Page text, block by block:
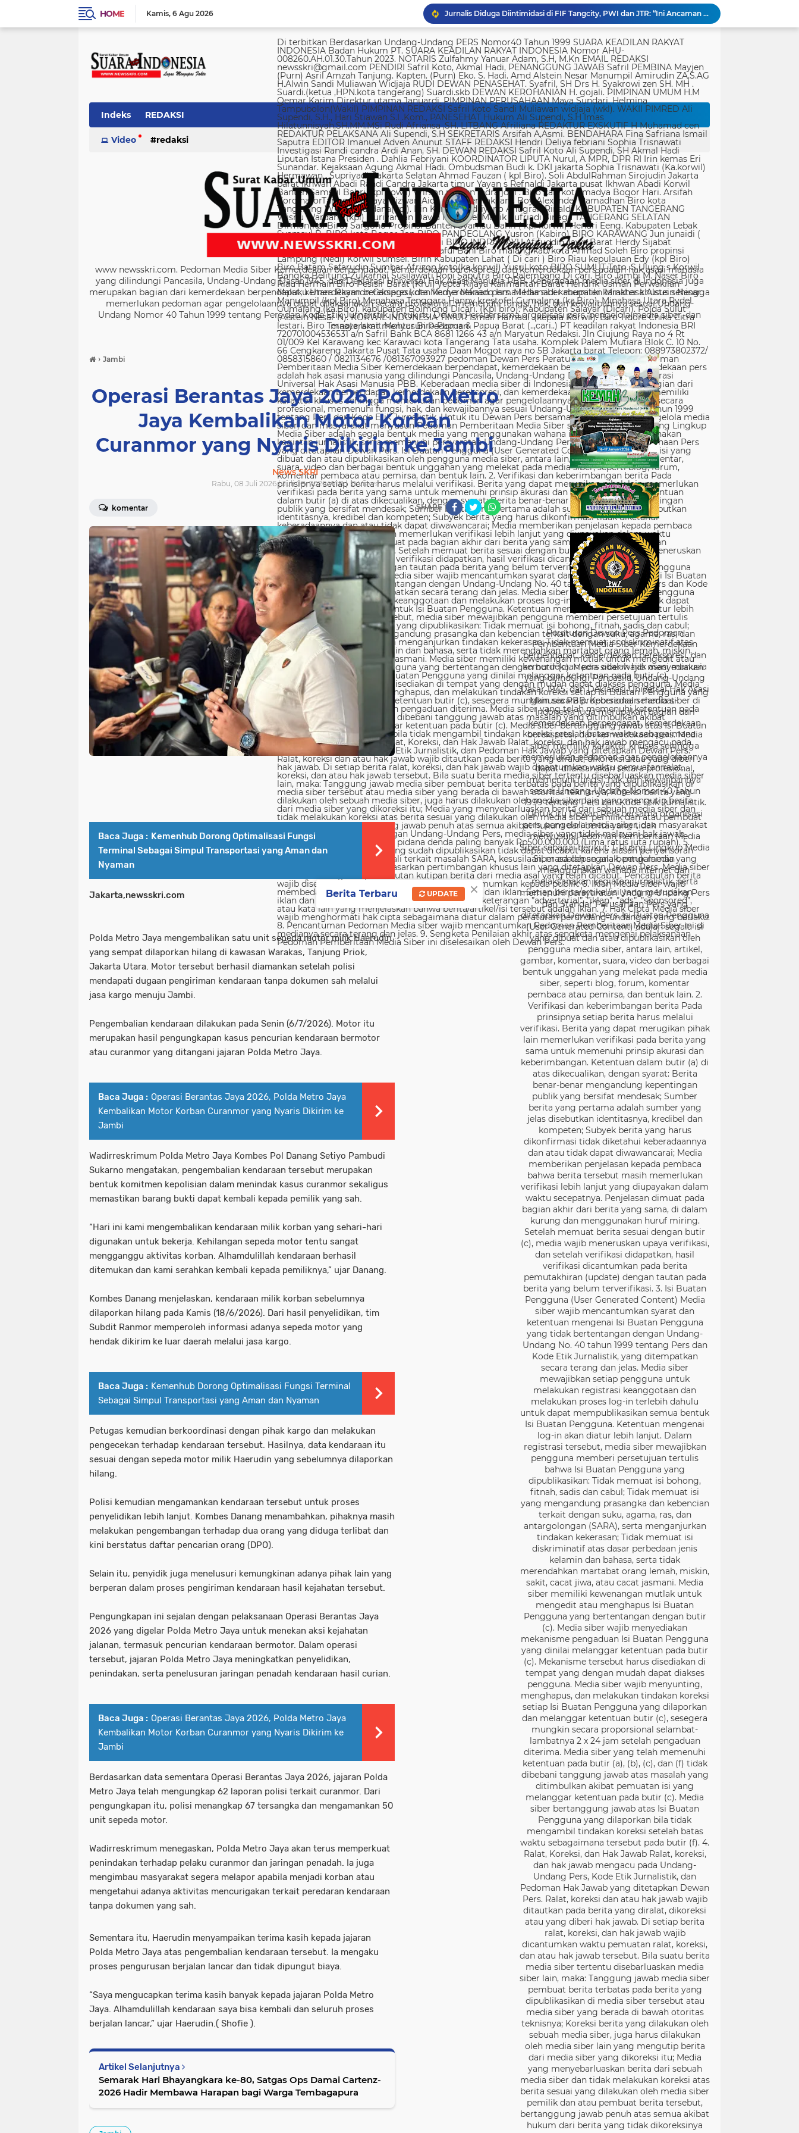
HOME Kamis 6 Agu 2026
Panglima TNI Tinjau Latihan KDOL, Uji Kesiapan Operasi Lintas Udara dalam Latihan Terintegrasi TNI 2026
Dari Terbengkalai Jadi Kebanggaan, Satgas TMMD Rehab Lapangan Bola Voli
Imigrasi Semarang deportasi empat warga China buronan pemerintah
KPK temukan 8.500 dolar Singapura di ruangan Kepala Kanim Jaksel
KPSM Resmi Tutup Penggalangan Dana Banjir Sangihe-Tamako: Semangat Kebersamaan & Solidaritas Tetap Terjaga
Di terbitkan Berdasarkan Undang-Undang PERS Nomor40 Tahun 1999 SUARA KEADILAN RAKYAT INDONESIA Badan Hukum PT. SUARA KEADILAN RAKYAT INDONESIA Nomor AHU-008260.AH.01.30.Tahun 2023. NOTARIS Zulfahmy Yanuar Adam, S.H, M.Kn EMAIL REDAKSI newsskri@gmail.com PENDIRI Safril Koto, Akmal Hadi, PENANGGUNG JAWAB Safril PEMBINA Mayjen (Purn) Asril Amzah Tanjung. Kapten. (Purn) Eko. S. Hadi. Amd Alstein Nesar Manumpil Amirudin ZA,S.AG H.Alwin Sandi Muliawan Widjaja RUDI DEWAN PENASEHAT. Syafril, SH Drs H. Syakrowi zen SH. MH . Suardi.(ketua ,HPN.kota tangerang) Suardi.skb DEWAN KEROHANIAN H. gojali. PIMPINAN UMUM H.M Qemar Karim Direktur utama Januardi. PIMPINAN PERUSAHAAN Maya Sundari. Helmina Tampubolon(Wakil) PIMPINAN REDAKSI Safril koto Sandi Muliawan widjaja (wkl). WAKIl PIMRED Ali Supendi, S.H., Hari Stiawan S.I .Kom., PANESEHAT Hukum Ali Supendi, S.H Imas Hilatunnisyah,SH.MM.MSi Rudi Afriansa ,SH. LITBANG Afriliana REDAKTUR EXSKUTIF H Muhamad cen REDAKTUR PELAKSANA Ali Supendi, S.H SEKRETARIS Arsifah A,Asmi. BENDAHARA Fina Safriana Ismail Saputra EDITOR Imanuel Adven Anunut STAFF REDAKSI Hendri Deliya febriani Sophia Trisnawati Investigasi Randi candra Ardi Anan, SH. DEWAN REDAKSI Safril Koto Ali Supendi, SH Akmal Hadi Liputan Istana Presiden . Dahlia Febriyani KOORDINATOR LIPUTA Nurul, A MPR, DPR RI Irin kemas Eri Sunandar. Kejaksaan Agung Akmal Hadi. Ombudsman Budi k. DKI jakarta Sophia Trisnawati (Ka.korwil) Hermawan . Supriyadi. Jakarta Selatan Ahmad Fauzan ( kpl Biro). Soli AbdulRahman Sirojudin Jakarta barat Ikhwan Abadi Randi Candra Jakarta timur Yayan s Refnaldi Jakarta pusat Ikhwan Abadi Korwil Banten Samsul Bahri (kpl kowil) Wirson risman Indra joni . Biro kab/kota madya Bogor Hari. Arsifah KordinatorTangerang raya Rizwan Aidil ( kpl. Perwakilan). Boy Alexander Ramadhan Biro kota Tangerang Wisnu Wardana(kpl). Irin Kamas Andriyano Anugrah Rinaldi KABUPATEN TANGERANG Wisnu Wardana (kpl) Nuriyaman David Natanael Manik Sufriadi Sinaga TANGERANG SELATAN Dirman(kpl Biro) Sargono Propinsi Banten Syamsu Bahri ( kpl korwil) Hendri Eeng. Kabupaten Lebak Syamsul B. BIRO kota Bogor Jon BIRO PANDEGLANG Yusron (Kabiro) BIRO KARAWANG Jun junaidi ( kpl Biro) Ugi . BIRO KUNINGAN Nurhadi BIRO INDRAMAYU Afifuddin Jawa Barat Herdy Sijabat (kapowil). BIRO JAWA TIMUR Sofiyan Saful Bahi Biro malang kab/kota Ahmad Soleh Biro propinsi Lampung (Nedi) Korwil Sumsel. Birin Kabupaten Lahat ( Di cari ) Biro Riau kepulauan Edy (kpl Biro) Biro Batam Safarudin Sumbar Afrizon koto(ka korwil) Yusril koto BIRO SUMUT Toto. S Ulung s Korwil Bangka Belitung Zulkarnai Susilawati Roni Saputra Biro Palembang Di cari. Biro Jambi M. Naser Biro Riau Hermain Biro Pesisir Barat (Krui) yepta Rijaya Kalimantan Barat Hendrik Usman Perwakilan Maluku Utara Raymon Caniago kota Madya Manado Ismail Hamadi kabupaten Minahasa Alstein Nesar Manumpil (kpl Biro) Menahasa Tenggara Hanny krestofel Gumalang (ka.Biro). Minahasa Utara Rydel Gumalang.(ka.Biro). kabupaten Bolmong Dicari. (Kpl biro). Kabupaten Salayar (Dicari). Polda Sulut (Alstein Nesar N). KORWIL INDONESIA TIMUR Ismail Hamadi .(kepala Korwil). Biro Tidore Chika Citra lestari. Biro Ternate Ismit Mohtar Biro Papua & Papua Barat (..,cari..) PT keadilan rakyat Indonesia BRI 720701004536531 a/n Safril Bank BCA 8681 1266 43 a/n Maryatun Redaksi. Jln Ciujung Raya no 4 Rt 01/009 Kel Karawang kec Karawaci kota Tangerang Tata usaha. Komplek Palem Mutiara Blok C. 10 No. 66 Cengkareng Jakarta Pusat Tata usaha Daan Mogot raya no 5B Jakarta barat Telepon: 088973802372/ 0858315860 / 0821134676 /081367093927 pedoman Dewan Pers Peraturan Dewan Pers Pedoman Pemberitaan Media Siber Kemerdekaan berpendapat, kemerdekaan berekspresi, dan kemerdekaan pers adalah hak asasi manusia yang dilindungi Pancasila, Undang-Undang Dasar 1945, dan Deklarasi Universal Hak Asasi Manusia PBB. Keberadaan media siber di Indonesia juga merupakan bagian dari kemerdekaan berpendapat, kemerdekaan berekspresi, dan kemerdekaan pers. Media siber memiliki karakter khusus sehingga memerlukan pedoman agar pengelolaannya dapat dilaksanakan secara profesional, memenuhi fungsi, hak, dan kewajibannya sesuai Undang-Undang Nomor 40 Tahun 1999 tentang Pers dan Kode Etik Jurnalistik. Untuk itu Dewan Pers bersama organisasi pers, pengelola media siber, dan masyarakat menyusun Pedoman Pemberitaan Media Siber sebagai berikut: 1. Ruang Lingkup Media Siber adalah segala bentuk media yang menggunakan wahana internet dan melaksanakan kegiatan jurnalistik, serta memenuhi persyaratan Undang-Undang Pers dan Standar Perusahaan Pers yang ditetapkan Dewan Pers. Isi Buatan Pengguna (User Generated Content) adalah segala isi yang dibuat dan atau dipublikasikan oleh pengguna media siber, antara lain, artikel, gambar, komentar, suara, video dan berbagai bentuk unggahan yang melekat pada media siber, seperti blog, forum, komentar pembaca atau pemirsa, dan bentuk lain. 2. Verifikasi dan keberimbangan berita Pada prinsipnya setiap berita harus melalui verifikasi. Berita yang dapat merugikan pihak lain memerlukan verifikasi pada berita yang sama untuk memenuhi prinsip akurasi dan keberimbangan. Ketentuan dalam butir (a) di atas dikecualikan, dengan syarat: Berita benar-benar mengandung kepentingan publik yang bersifat mendesak; Sumber berita yang pertama adalah sumber yang jelas disebutkan identitasnya, kredibel dan kompeten; Subyek berita yang harus dikonfirmasi tidak diketahui keberadaannya dan atau tidak dapat diwawancarai; Media memberikan penjelasan kepada pembaca bahwa berita tersebut masih memerlukan verifikasi lebih lanjut yang diupayakan dalam waktu secepatnya. Penjelasan dimuat pada bagian akhir dari berita yang sama, di dalam kurung dan menggunakan huruf miring. Setelah memuat berita sesuai dengan butir (c), media wajib meneruskan upaya verifikasi, dan setelah verifikasi didapatkan, hasil verifikasi dicantumkan pada berita pemutakhiran (update) dengan tautan pada berita yang belum terverifikasi. 3. Isi Buatan Pengguna (User Generated Content) Media siber wajib mencantumkan syarat dan ketentuan mengenai Isi Buatan Pengguna yang tidak bertentangan dengan Undang-Undang No. 40 tahun 1999 tentang Pers dan Kode Etik Jurnalistik, yang ditempatkan secara terang dan jelas. Media siber mewajibkan setiap pengguna untuk melakukan registrasi keanggotaan dan melakukan proses log-in terlebih dahulu untuk dapat mempublikasikan semua bentuk Isi Buatan Pengguna. Ketentuan mengenai log-in akan diatur lebih lanjut. Dalam registrasi tersebut, media siber mewajibkan pengguna memberi persetujuan tertulis bahwa Isi Buatan Pengguna yang dipublikasikan: Tidak memuat isi bohong, fitnah, sadis dan cabul; Tidak memuat isi yang mengandung prasangka dan kebencian terkait dengan suku, agama, ras, dan antargolongan (SARA), serta menganjurkan tindakan kekerasan; Tidak memuat isi diskriminatif atas dasar perbedaan jenis kelamin dan bahasa, serta tidak merendahkan martabat orang lemah, miskin, sakit, cacat jiwa, atau cacat jasmani. Media siber memiliki kewenangan mutlak untuk mengedit atau menghapus Isi Buatan Pengguna yang bertentangan dengan butir (c). Media siber wajib menyediakan mekanisme pengaduan Isi Buatan Pengguna yang dinilai melanggar ketentuan pada butir (c). Mekanisme tersebut harus disediakan di tempat yang dengan mudah dapat diakses pengguna. Media siber wajib menyunting, menghapus, dan melakukan tindakan koreksi setiap Isi Buatan Pengguna yang dilaporkan dan melanggar ketentuan butir (c), sesegera mungkin secara proporsional selambat-lambatnya 2 x 24 jam setelah pengaduan diterima. Media siber yang telah memenuhi ketentuan pada butir (a), (b), (c), dan (f) tidak dibebani tanggung jawab atas masalah yang ditimbulkan akibat pemuatan isi yang melanggar ketentuan pada butir (c). Media siber bertanggung jawab atas Isi Buatan Pengguna yang dilaporkan bila tidak mengambil tindakan koreksi setelah batas waktu sebagaimana tersebut pada butir (f). 4. Ralat, Koreksi, dan Hak Jawab Ralat, koreksi, dan hak jawab mengacu pada Undang-Undang Pers, Kode Etik Jurnalistik, dan Pedoman Hak Jawab yang ditetapkan Dewan Pers. Ralat, koreksi dan atau hak jawab wajib ditautkan pada berita yang diralat, dikoreksi atau yang diberi hak jawab. Di setiap berita ralat, koreksi, dan hak jawab wajib dicantumkan waktu pemuatan ralat, koreksi, dan atau hak jawab tersebut. Bila suatu berita media siber tertentu disebarluaskan media siber lain, maka: Tanggung jawab media siber pembuat berita terbatas pada berita yang dipublikasikan di media siber tersebut atau media siber yang berada di bawah otoritas teknisnya; Koreksi berita yang dilakukan oleh sebuah media siber, juga harus dilakukan oleh media siber lain yang mengutip berita dari media siber yang dikoreksi itu; Media yang menyebarluaskan berita dari sebuah media siber dan tidak melakukan koreksi atas berita sesuai yang dilakukan oleh media siber pemilik dan atau pembuat berita tersebut, bertanggung jawab penuh atas semua akibat hukum dari berita yang tidak dikoreksinya itu. Sesuai dengan Undang-Undang Pers, media siber yang tidak melayani hak jawab dapat dijatuhi sanksi hukum pidana denda paling banyak Rp500.000.000 (Lima ratus juta rupiah). 5. Pencabutan Berita Berita yang sudah dipublikasikan tidak dapat dicabut karena alasan penyensoran dari pihak luar redaksi, kecuali terkait masalah SARA, kesusilaan, masa depan anak, pengalaman traumatik korban atau berdasarkan pertimbangan khusus lain yang ditetapkan Dewan Pers. Media siber lain wajib mengikuti pencabutan kutipan berita dari media asal yang telah dicabut. Pencabutan berita wajib disertai dengan alasan pencabutan dan diumumkan kepada publik. 6. Iklan Media siber wajib membedakan dengan tegas antara produk berita dan iklan. Setiap berita/artikel/isi yang merupakan iklan dan atau isi berbayar wajib mencantumkan keterangan ”advertorial”, ”iklan”, ”ads”, ”spons
Indeks REDAKSI
Video redaksi
www newsskri.com. Pedoman Media Siber Kemerdekaan berpendapat, kemerdekaan berekspresi, dan kemerdekaan pers adalah hak asasi manusia
yang dilindungi Pancasila, Undang-Undang Dasar 1945, dan Deklarasi Universal Hak Asasi Manusia PBB. Keberadaan media siber di Indonesia juga
merupakan bagian dari kemerdekaan berpendapat, kemerdekaan berekspresi, dan kemerdekaan pers. Media siber memiliki karakter khusus sehingga
memerlukan pedoman agar pengelolaannya dapat dilaksanakan secara profesional, memenuhi fungsi, hak, dan kewajibannya sesuai Undang-
Undang Nomor 40 Tahun 1999 tentang Pers dan Kode Etik Jurnalistik. Untuk itu Dewan Persbersama organisasi pers, pengelola media siber, dan
masyarakat menyusun Pedoman
› Jambi
Operasi Berantas Jaya 2026, Polda Metro
Jaya Kembalikan Motor Korban
Curanmor yang Nyaris Dikirim ke Jambi
News SKRI
Rabu, 08 Juli 2026 | Juli 08, 2026 WIB | 0Views
komentar SHARE
Baca Juga : Kemenhub Dorong Optimalisasi Fungsi
Terminal Sebagai Simpul Transportasi yang Aman dan
Nyaman
Jakarta,newsskri.com
Polda Metro Jaya mengembalikan satu unit sepeda motor milik Haerudin
yang sempat dilaporkan hilang di kawasan Warakas, Tanjung Priok,
Jakarta Utara. Motor tersebut berhasil diamankan setelah polisi
mendapati dugaan pengiriman kendaraan tanpa dokumen sah melalui
jasa kargo menuju Jambi.
Pengembalian kendaraan dilakukan pada Senin (6/7/2026). Motor itu
merupakan hasil pengungkapan kasus pencurian kendaraan bermotor
atau curanmor yang ditangani jajaran Polda Metro Jaya.
Baca Juga : Operasi Berantas Jaya 2026, Polda Metro Jaya
Kembalikan Motor Korban Curanmor yang Nyaris Dikirim ke
Jambi
Wadirreskrimum Polda Metro Jaya Kombes Pol Danang Setiyo Pambudi
Sukarno mengatakan, pengembalian kendaraan tersebut merupakan
bentuk komitmen kepolisian dalam menindak kasus curanmor sekaligus
memastikan barang bukti dapat kembali kepada pemilik yang sah.
“Hari ini kami mengembalikan kendaraan milik korban yang sehari-hari
digunakan untuk bekerja. Kehilangan sepeda motor tentu sangat
mengganggu aktivitas korban. Alhamdulillah kendaraan berhasil
ditemukan dan kami serahkan kembali kepada pemiliknya,” ujar Danang.
Kombes Danang menjelaskan, kendaraan milik korban sebelumnya
dilaporkan hilang pada Kamis (18/6/2026). Dari hasil penyelidikan, tim
Subdit Ranmor memperoleh informasi adanya sepeda motor yang
hendak dikirim ke luar daerah melalui jasa kargo.
Baca Juga : Kemenhub Dorong Optimalisasi Fungsi Terminal
Sebagai Simpul Transportasi yang Aman dan Nyaman
Petugas kemudian berkoordinasi dengan pihak kargo dan melakukan
pengecekan terhadap kendaraan tersebut. Hasilnya, data kendaraan itu
sesuai dengan sepeda motor milik Haerudin yang sebelumnya dilaporkan
hilang.
Polisi kemudian mengamankan kendaraan tersebut untuk proses
penyelidikan lebih lanjut. Kombes Danang menambahkan, pihaknya masih
melakukan pengembangan terhadap dua orang yang diduga terlibat dan
kini berstatus daftar pencarian orang (DPO).
Selain itu, penyidik juga menelusuri kemungkinan adanya pihak lain yang
berperan dalam proses pengiriman kendaraan hasil kejahatan tersebut.
Pengungkapan ini sejalan dengan pelaksanaan Operasi Berantas Jaya
2026 yang digelar Polda Metro Jaya untuk menekan aksi kejahatan
jalanan, termasuk pencurian kendaraan bermotor. Dalam operasi
tersebut, jajaran Polda Metro Jaya meningkatkan penyelidikan,
penindakan, serta penelusuran jaringan penadah kendaraan hasil curian.
Baca Juga : Operasi Berantas Jaya 2026, Polda Metro Jaya
Kembalikan Motor Korban Curanmor yang Nyaris Dikirim ke
Jambi
Berdasarkan data sementara Operasi Berantas Jaya 2026, jajaran Polda
Metro Jaya telah mengungkap 62 laporan polisi terkait curanmor. Dari
pengungkapan itu, polisi menangkap 67 tersangka dan mengamankan 50
unit sepeda motor.
Wadirreskrimum menegaskan, Polda Metro Jaya akan terus memperkuat
penindakan terhadap pelaku curanmor dan jaringan penadah. Ia juga
mengimbau masyarakat segera melapor apabila menjadi korban atau
mengetahui adanya aktivitas mencurigakan terkait peredaran kendaraan
tanpa dokumen yang sah.
Sementara itu, Haerudin menyampaikan terima kasih kepada jajaran
Polda Metro Jaya atas pengembalian kendaraan tersebut. Ia mengaku
proses pengurusan berjalan lancar dan tidak dipungut biaya.
“Saya mengucapkan terima kasih banyak kepada jajaran Polda Metro
Jaya. Alhamdulillah kendaraan saya bisa kembali dan seluruh proses
berjalan lancar,” ujar Haerudin.( Shofie ).
Artikel Selanjutnya
Semarak Hari Bhayangkara ke-80, Satgas Ops Damai Cartenz-
2026 Hadir Membawa Harapan bagi Warga Tembagapura
Peraturan Dewan Pers Pedoman
Pemberitaan Media Siber Kemerdekaan
berpendapat, kemerdekaan berekspresi, dan
kemerdekaan pers adalah hak asasi manusia
yang dilindungi Pancasila, Undang-Undang
Dasar 1945, dan Deklarasi Universal Hak Asasi
Manusia PBB. Keberadaan media siber di
Indonesia juga merupakan bagian dari
kemerdekaan berpendapat, kemerdekaan
berekspresi, dan kemerdekaan pers. Media
siber memiliki karakter khusus sehingga
memerlukan pedoman agar pengelolaannya
dapat dilaksanakan secara profesional,
memenuhi fungsi, hak, dan kewajibannya
sesuai Undang-Undang Nomor 40 Tahun
1999 tentang Pers dan Kode Etik Jurnalistik.
Untuk itu Dewan Pers bersama organisasi
pers, pengelola media siber, dan masyarakat
menyusun Pedoman Pemberitaan Media
Siber sebagai berikut: 1. Ruang Lingkup Media
Siber adalah segala bentuk media yang
menggunakan wahana internet dan
melaksanakan kegiatan jurnalistik, serta
memenuhi persyaratan Undang-Undang Pers
dan Standar Perusahaan Pers yang
ditetapkan Dewan Pers. Isi Buatan Pengguna
(User Generated Content) adalah segala isi
yang dibuat dan atau dipublikasikan oleh
pengguna media siber, antara lain, artikel,
gambar, komentar, suara, video dan berbagai
bentuk unggahan yang melekat pada media
siber, seperti blog, forum, komentar
pembaca atau pemirsa, dan bentuk lain. 2.
Verifikasi dan keberimbangan berita Pada
prinsipnya setiap berita harus melalui
verifikasi. Berita yang dapat merugikan pihak
lain memerlukan verifikasi pada berita yang
sama untuk memenuhi prinsip akurasi dan
keberimbangan. Ketentuan dalam butir (a) di
atas dikecualikan, dengan syarat: Berita
benar-benar mengandung kepentingan
publik yang bersifat mendesak; Sumber
berita yang pertama adalah sumber yang
jelas disebutkan identitasnya, kredibel dan
kompeten; Subyek berita yang harus
dikonfirmasi tidak diketahui keberadaannya
dan atau tidak dapat diwawancarai; Media
memberikan penjelasan kepada pembaca
bahwa berita tersebut masih memerlukan
verifikasi lebih lanjut yang diupayakan dalam
waktu secepatnya. Penjelasan dimuat pada
bagian akhir dari berita yang sama, di dalam
kurung dan menggunakan huruf miring.
Setelah memuat berita sesuai dengan butir
(c), media wajib meneruskan upaya verifikasi,
dan setelah verifikasi didapatkan, hasil
verifikasi dicantumkan pada berita
pemutakhiran (update) dengan tautan pada
berita yang belum terverifikasi. 3. Isi Buatan
Pengguna (User Generated Content) Media
siber wajib mencantumkan syarat dan
ketentuan mengenai Isi Buatan Pengguna
yang tidak bertentangan dengan Undang-
Undang No. 40 tahun 1999 tentang Pers dan
Kode Etik Jurnalistik, yang ditempatkan
secara terang dan jelas. Media siber
mewajibkan setiap pengguna untuk
melakukan registrasi keanggotaan dan
melakukan proses log-in terlebih dahulu
untuk dapat mempublikasikan semua bentuk
Isi Buatan Pengguna. Ketentuan mengenai
log-in akan diatur lebih lanjut. Dalam
registrasi tersebut, media siber mewajibkan
pengguna memberi persetujuan tertulis
bahwa Isi Buatan Pengguna yang
dipublikasikan: Tidak memuat isi bohong,
fitnah, sadis dan cabul; Tidak memuat isi
yang mengandung prasangka dan kebencian
terkait dengan suku, agama, ras, dan
antargolongan (SARA), serta menganjurkan
tindakan kekerasan; Tidak memuat isi
diskriminatif atas dasar perbedaan jenis
kelamin dan bahasa, serta tidak
merendahkan martabat orang lemah, miskin,
sakit, cacat jiwa, atau cacat jasmani. Media
siber memiliki kewenangan mutlak untuk
mengedit atau menghapus Isi Buatan
Pengguna yang bertentangan dengan butir
(c). Media siber wajib menyediakan
mekanisme pengaduan Isi Buatan Pengguna
yang dinilai melanggar ketentuan pada butir
(c). Mekanisme tersebut harus disediakan di
tempat yang dengan mudah dapat diakses
pengguna. Media siber wajib menyunting,
menghapus, dan melakukan tindakan koreksi
setiap Isi Buatan Pengguna yang dilaporkan
dan melanggar ketentuan butir (c), sesegera
mungkin secara proporsional selambat-
lambatnya 2 x 24 jam setelah pengaduan
diterima. Media siber yang telah memenuhi
ketentuan pada butir (a), (b), (c), dan (f) tidak
dibebani tanggung jawab atas masalah yang
ditimbulkan akibat pemuatan isi yang
melanggar ketentuan pada butir (c). Media
siber bertanggung jawab atas Isi Buatan
Pengguna yang dilaporkan bila tidak
mengambil tindakan koreksi setelah batas
waktu sebagaimana tersebut pada butir (f). 4.
Ralat, Koreksi, dan Hak Jawab Ralat, koreksi,
dan hak jawab mengacu pada Undang-
Undang Pers, Kode Etik Jurnalistik, dan
Pedoman Hak Jawab yang ditetapkan Dewan
Pers. Ralat, koreksi dan atau hak jawab wajib
ditautkan pada berita yang diralat, dikoreksi
atau yang diberi hak jawab. Di setiap berita
ralat, koreksi, dan hak jawab wajib
dicantumkan waktu pemuatan ralat, koreksi,
dan atau hak jawab tersebut. Bila suatu berita
media siber tertentu disebarluaskan media
siber lain, maka: Tanggung jawab media siber
pembuat berita terbatas pada berita yang
dipublikasikan di media siber tersebut atau
media siber yang berada di bawah otoritas
teknisnya; Koreksi berita yang dilakukan oleh
sebuah media siber, juga harus dilakukan
oleh media siber lain yang mengutip berita
dari media siber yang dikoreksi itu; Media
yang menyebarluaskan berita dari sebuah
media siber dan tidak melakukan koreksi atas
berita sesuai yang dilakukan oleh media siber
pemilik dan atau pembuat berita tersebut,
bertanggung jawab penuh atas semua akibat
hukum dari berita yang tidak dikoreksinya
×
Berita Terbaru UPDATE